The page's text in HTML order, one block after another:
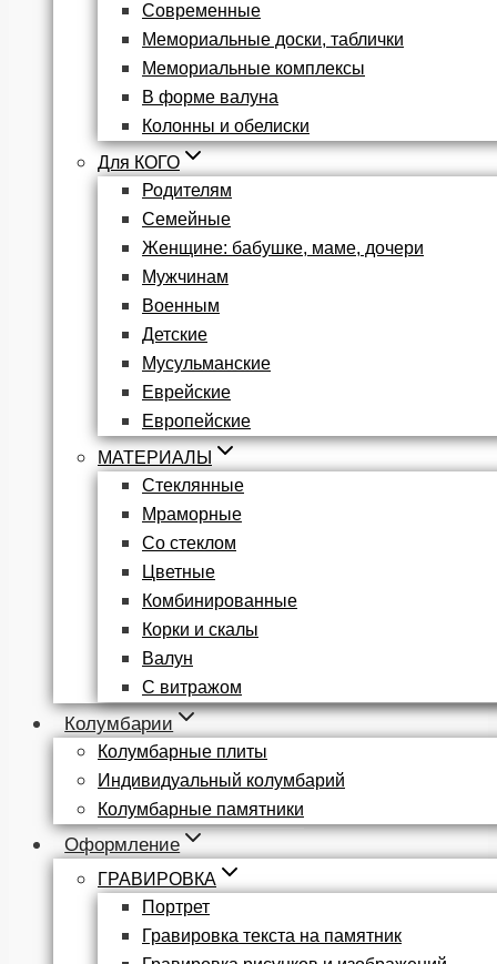
Современные
Мемориальные доски, таблички
Мемориальные комплексы
В форме валуна
Колонны и обелиски
Для КОГО
Родителям
Семейные
Женщине: бабушке, маме, дочери
Мужчинам
Военным
Детские
Мусульманские
Еврейские
Европейские
МАТЕРИАЛЫ
Стеклянные
Мраморные
Со стеклом
Цветные
Комбинированные
Корки и скалы
Валун
С витражом
Колумбарии
Колумбарные плиты
Индивидуальный колумбарий
Колумбарные памятники
Оформление
ГРАВИРОВКА
Портрет
Гравировка текста на памятник